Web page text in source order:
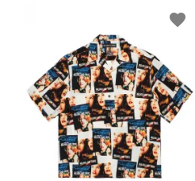
favorite
カテゴリー